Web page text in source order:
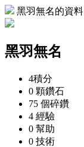
黑羽無名的資料
黑羽無名
4積分
0 顆鑽石
75 個碎鑽
4 經驗
0 幫助
0 技術